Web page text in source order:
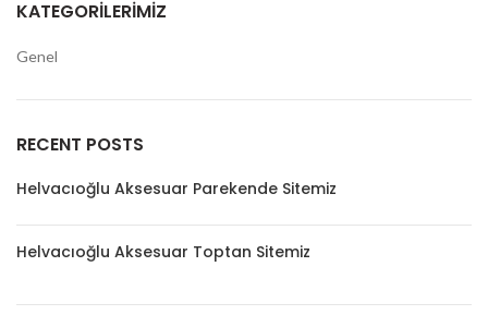
KATEGORILERIMIZ
Genel
RECENT POSTS
Helvacıoğlu Aksesuar Parekende Sitemiz
Helvacıoğlu Aksesuar Toptan Sitemiz